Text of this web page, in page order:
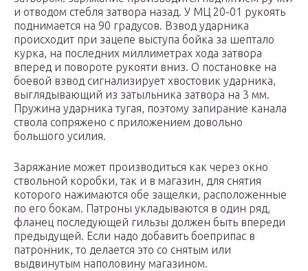
и отводом стебля затвора назад. У МЦ 20-01 рукоять
поднимается на 90 градусов. Взвод ударника
происходит при зацепе выступа бойка за шептало
курка, на последних миллиметрах хода затвора
вперед и повороте рукояти вниз. О постановке на
боевой взвод сигнализирует хвостовик ударника,
выглядывающий из затыльника затвора на 3 мм.
Пружина ударника тугая, поэтому запирание канала
ствола сопряжено с приложением довольно
большого усилия.
Заряжание может производиться как через окно
ствольной коробки, так и в магазин, для снятия
которого нажимаются обе защелки, расположенные
по его бокам. Патроны укладываются в один ряд,
фланец последующей гильзы должен быть впереди
предыдущей. Если надо добавить боеприпас в
патронник, то делается это со снятым или
выдвинутым наполовину магазином.